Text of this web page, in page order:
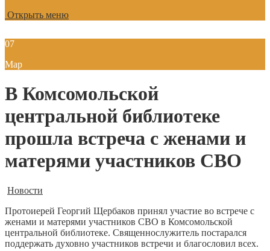
Открыть меню
07
Мар
В Комсомольской
центральной библиотеке
прошла встреча с женами и
матерями участников СВО
Новости
Протоиерей Георгий Щербаков принял участие во встрече с
женами и матерями участников СВО в Комсомольской
центральной библиотеке. Священнослужитель постарался
поддержать духовно участников встречи и благословил всех.